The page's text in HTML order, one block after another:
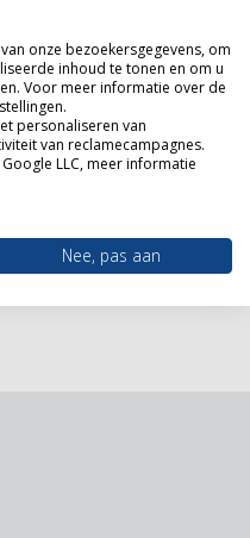
sfeer. Een
binnenkort te
onze bezoekersgegevens, om
inhoud te tonen en om u
Voor meer informatie over de
personaliseren van
van reclamecampagnes.
LLC, meer informatie
Nee, pas aan